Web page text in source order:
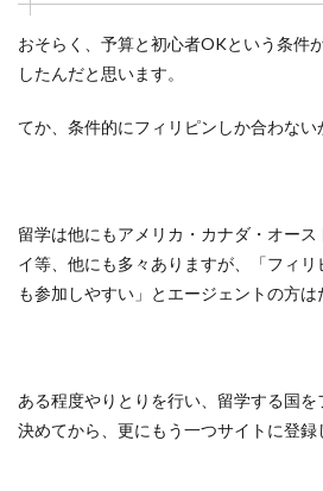
おそらく、予算と初心者OKという条件
したんだと思います。
てか、条件的にフィリピンしか合わない
留学は他にもアメリカ・カナダ・オー
イ等、他にも多々ありますが、「フィ
も参加しやすい」とエージェントの方は
ある程度やりとりを行い、留学する国
決めてから、更にもう一つサイトに登録